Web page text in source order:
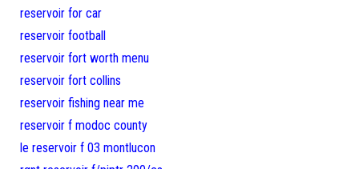
reservoir for car
reservoir football
reservoir fort worth menu
reservoir fort collins
reservoir fishing near me
reservoir f modoc county
le reservoir f 03 montlucon